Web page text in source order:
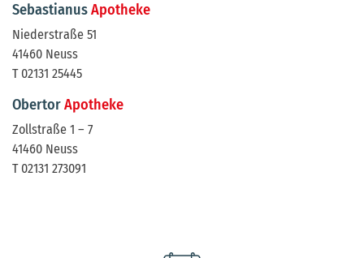
SebastianusApotheke
Niederstraße 51
41460 Neuss
T 02131 25445
ObertorApotheke
Zollstraße 1 – 7
41460 Neuss
T 02131 273091